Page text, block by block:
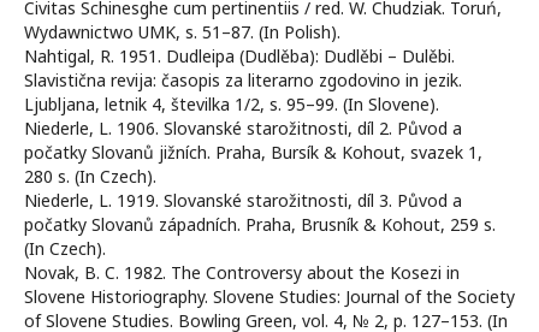
Civitas Schinesghe cum pertinentiis / red. W. Chudziak. Toruń,
Wydawnictwo UMK, s. 51–87. (In Polish).
Nahtigal, R. 1951. Dudleipa (Dudlěba): Dudlěbi – Dulěbi.
Slavistična revija: časopis za literarno zgodovino in jezik.
Ljubljana, letnik 4, številka 1/2, s. 95–99. (In Slovene).
Niederle, L. 1906. Slovanské starožitnosti, díl 2. Původ a
počatky Slovanů jižních. Praha, Bursík & Kohout, svazek 1,
280 s. (In Czech).
Niederle, L. 1919. Slovanské starožitnosti, díl 3. Původ a
počatky Slovanů západních. Praha, Brusník & Kohout, 259 s.
(In Czech).
Novak, B. C. 1982. The Controversy about the Kosezi in
Slovene Historiography. Slovene Studies: Journal of the Society
of Slovene Studies. Bowling Green, vol. 4, № 2, p. 127–153. (In